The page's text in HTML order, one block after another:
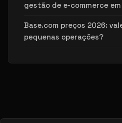
gestão de e-commerce
Base.com preços 2026:
pequenas operações?